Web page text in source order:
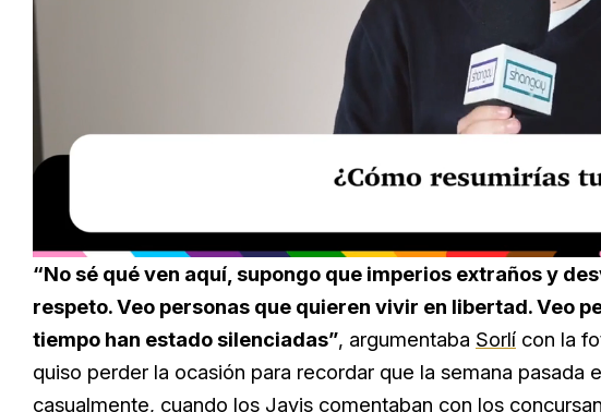
29.51%
“No sé qué ven aquí, supongo que imperios extraños y
respeto. Veo personas que quieren vivir en libertad. Veo
tiempo han estado silenciadas”, argumentaba Sorlí con la
quiso perder la ocasión para recordar que la semana pasada
casualmente, cuando los Javis comentaban con los